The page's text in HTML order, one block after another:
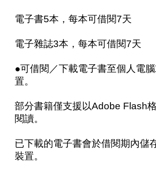
電子書5本，每本可借閱7天
電子雜誌3本，每本可借閱7天
●可借閱／下載電子書至個人電
置。
部分書籍僅支援以Adobe Flash
閱讀。
已下載的電子書會於借閱期內儲
裝置。